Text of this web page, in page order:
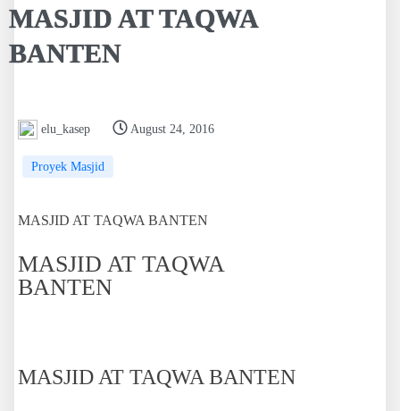
MASJID AT TAQWA
BANTEN
elu_kasep August 24, 2016
Proyek Masjid
MASJID AT TAQWA BANTEN
MASJID AT TAQWA
BANTEN
MASJID AT TAQWA BANTEN